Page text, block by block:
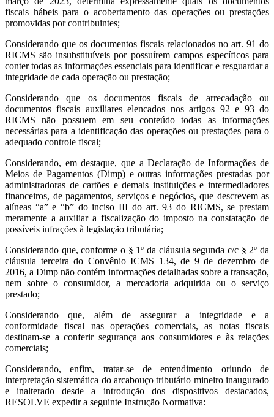
fiscais hábeis para o acobertamento das operações ou prestações
promovidas por contribuintes;
Considerando que os documentos fiscais relacionados no art. 91 do
RICMS são insubstituíveis por possuírem campos específicos para
conter todas as informações essenciais para identificar e resguardar a
integridade de cada operação ou prestação;
Considerando que os documentos fiscais de arrecadação ou
documentos fiscais auxiliares elencados nos artigos 92 e 93 do
RICMS não possuem em seu conteúdo todas as informações
necessárias para a identificação das operações ou prestações para o
adequado controle fiscal;
Considerando, em destaque, que a Declaração de Informações de
Meios de Pagamentos (Dimp) e outras informações prestadas por
administradoras de cartões e demais instituições e intermediadores
financeiros, de pagamentos, serviços e negócios, que descrevem as
alíneas “a” e “b” do inciso III do art. 93 do RICMS, se prestam
meramente a auxiliar a fiscalização do imposto na constatação de
possíveis infrações à legislação tributária;
Considerando que, conforme o § 1º da cláusula segunda c/c § 2º da
cláusula terceira do Convênio ICMS 134, de 9 de dezembro de
2016, a Dimp não contém informações detalhadas sobre a transação,
nem sobre o consumidor, a mercadoria adquirida ou o serviço
prestado;
Considerando que, além de assegurar a integridade e a
conformidade fiscal nas operações comerciais, as notas fiscais
destinam-se a conferir segurança aos consumidores e às relações
comerciais;
Considerando, enfim, tratar-se de entendimento oriundo de
interpretação sistemática do arcabouço tributário mineiro inaugurado
e inalterado desde a introdução dos dispositivos destacados,
RESOLVE expedir a seguinte Instrução Normativa: